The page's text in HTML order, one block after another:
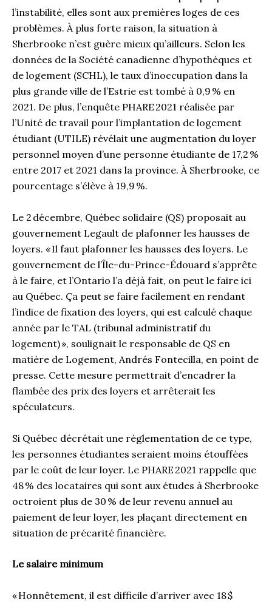
l’instabilité, elles sont aux premières loges de ces
problèmes. À plus forte raison, la situation à
Sherbrooke n’est guère mieux qu’ailleurs. Selon les
données de la Société canadienne d’hypothèques et
de logement (SCHL), le taux d’inoccupation dans la
plus grande ville de l’Estrie est tombé à 0,9 % en
2021. De plus, l’enquête PHARE 2021 réalisée par
l’Unité de travail pour l’implantation de logement
étudiant (UTILE) révélait une augmentation du loyer
personnel moyen d’une personne étudiante de 17,2 %
entre 2017 et 2021 dans la province. À Sherbrooke, ce
pourcentage s’élève à 19,9 %.
Le 2 décembre, Québec solidaire (QS) proposait au
gouvernement Legault de plafonner les hausses de
loyers. « Il faut plafonner les hausses des loyers. Le
gouvernement de l’Île-du-Prince-Édouard s’apprête
à le faire, et l’Ontario l’a déjà fait, on peut le faire ici
au Québec. Ça peut se faire facilement en rendant
l’indice de fixation des loyers, qui est calculé chaque
année par le TAL (tribunal administratif du
logement) », soulignait le responsable de QS en
matière de Logement, Andrés Fontecilla, en point de
presse. Cette mesure permettrait d’encadrer la
flambée des prix des loyers et arrêterait les
spéculateurs.
Si Québec décrétait une réglementation de ce type,
les personnes étudiantes seraient moins étouffées
par le coût de leur loyer. Le PHARE 2021 rappelle que
48 % des locataires qui sont aux études à Sherbrooke
octroient plus de 30 % de leur revenu annuel au
paiement de leur loyer, les plaçant directement en
situation de précarité financière.
Le salaire minimum
« Honnêtement, il est difficile d’arriver avec 18 $